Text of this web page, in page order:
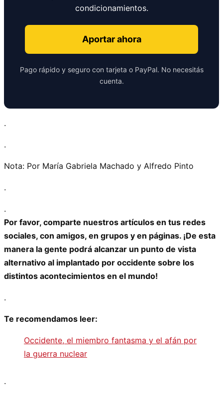
condicionamientos.
Aportar ahora
Pago rápido y seguro con tarjeta o PayPal. No necesitás
cuenta.
.
.
Nota: Por María Gabriela Machado y Alfredo Pinto
.
.
Por favor, comparte nuestros artículos en tus redes
sociales, con amigos, en grupos y en páginas. ¡De esta
manera la gente podrá alcanzar un punto de vista
alternativo al implantado por occidente sobre los
distintos acontecimientos en el mundo!
.
Te recomendamos leer:
Occidente, el miembro fantasma y el afán por
la guerra nuclear
.